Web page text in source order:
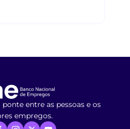
ponte entre as pessoas e os
empregos.